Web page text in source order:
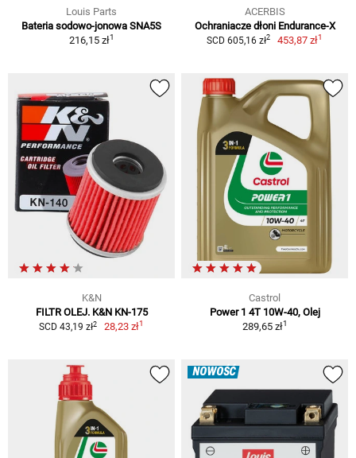
Louis Parts
Bateria sodowo-jonowa SNA5S
216,15 zł1
ACERBIS
Ochraniacze dłoni Endurance-X
SCD 605,16 zł2 453,87 zł1
K&N
FILTR OLEJ. K&N KN-175
SCD 43,19 zł2 28,23 zł1
Castrol
Power 1 4T 10W-40, Olej
289,65 zł1
NOWOŚĆ